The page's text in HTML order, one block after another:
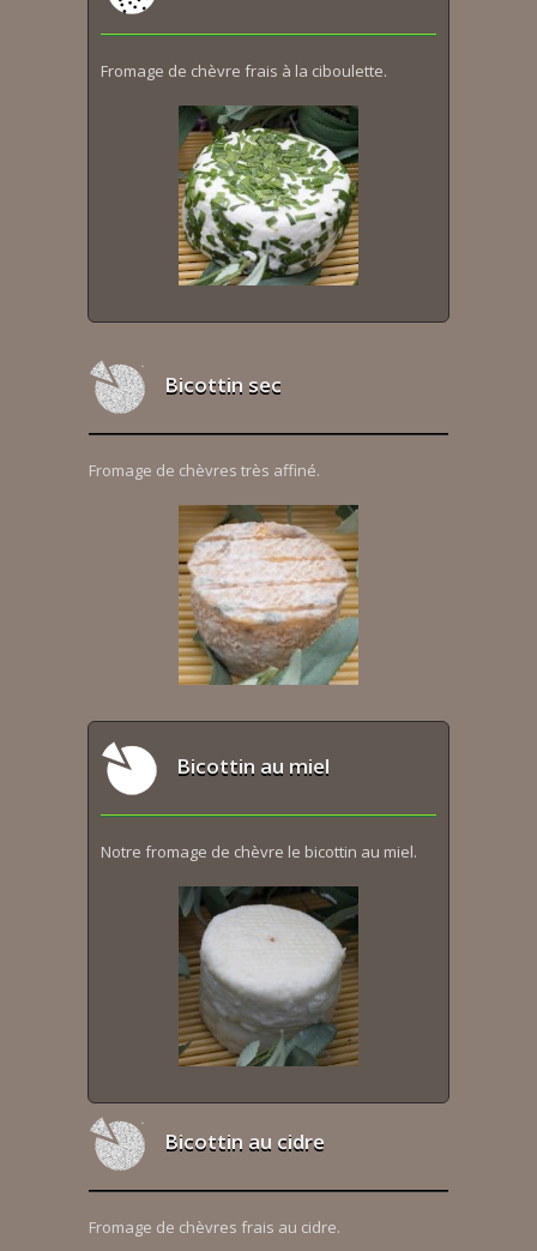
Fromage de chèvre frais à la ciboulette.
Bicottin sec
Fromage de chèvres très affiné.
Bicottin au miel
Notre fromage de chèvre le bicottin au miel.
Bicottin au cidre
Fromage de chèvres frais au cidre.